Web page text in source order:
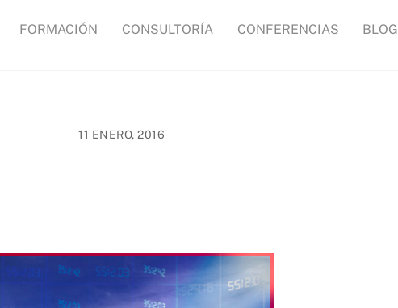
FORMACIÓN CONSULTORÍA CONFERENCIAS BLOG
11 ENERO, 2016